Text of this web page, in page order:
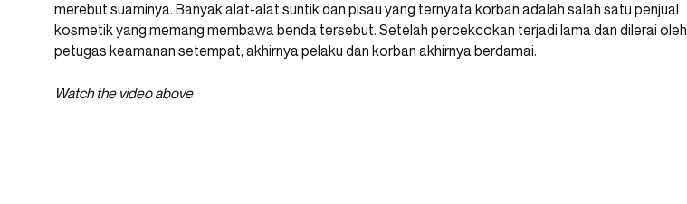
merebut suaminya. Banyak alat-alat suntik dan pisau yang ternyata korban adalah salah satu penjual
kosmetik yang memang membawa benda tersebut. Setelah percekcokan terjadi lama dan dilerai oleh
petugas keamanan setempat, akhirnya pelaku dan korban akhirnya berdamai.
Watch the video above